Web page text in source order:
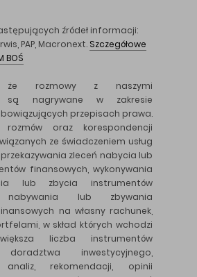
źródeł informacji:
PAP, Macronext. Szczegółowe
BOŚ
że rozmowy z naszymi
są nagrywane w zakresie
przepisach prawa.
oraz korespondencji
ze świadczeniem usług
zleceń nabycia lub
finansowych, wykonywania
lub zbycia instrumentów
nabywania lub zbywania
na własny rachunek,
w skład których wchodzi
liczba instrumentów
doradztwa inwestycyjnego,
analiz, rekomendacji, opinii